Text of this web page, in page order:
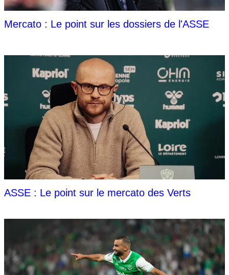
Mercato : Le point sur les dossiers de l'ASSE
ASSE : Le point sur le mercato des Verts